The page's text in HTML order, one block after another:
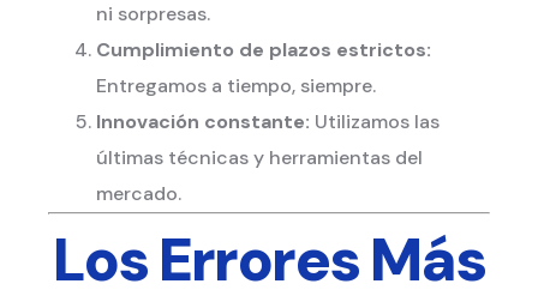
ni sorpresas.
Cumplimiento de plazos estrictos:
Entregamos a tiempo, siempre.
Innovación constante: Utilizamos las
últimas técnicas y herramientas del
mercado.
Los Errores Más